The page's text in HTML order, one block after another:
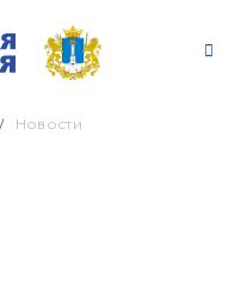
Новости